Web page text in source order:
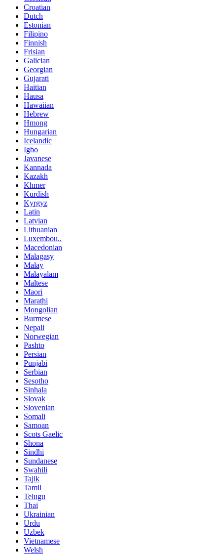
Croatian
Dutch
Estonian
Filipino
Finnish
Frisian
Galician
Georgian
Gujarati
Haitian
Hausa
Hawaiian
Hebrew
Hmong
Hungarian
Icelandic
Igbo
Javanese
Kannada
Kazakh
Khmer
Kurdish
Kyrgyz
Latin
Latvian
Lithuanian
Luxembou..
Macedonian
Malagasy
Malay
Malayalam
Maltese
Maori
Marathi
Mongolian
Burmese
Nepali
Norwegian
Pashto
Persian
Punjabi
Serbian
Sesotho
Sinhala
Slovak
Slovenian
Somali
Samoan
Scots Gaelic
Shona
Sindhi
Sundanese
Swahili
Tajik
Tamil
Telugu
Thai
Ukrainian
Urdu
Uzbek
Vietnamese
Welsh